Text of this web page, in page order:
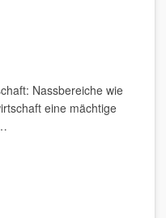
Nassbereiche wie
eine mächtige